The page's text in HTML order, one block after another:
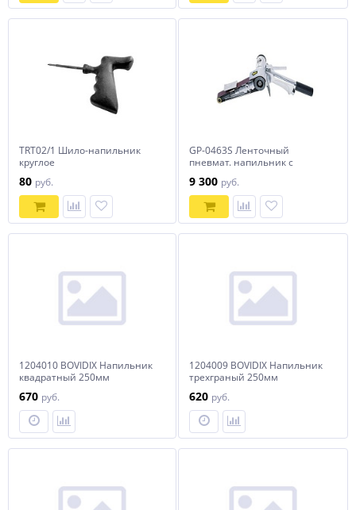
TRT02/1 Шило-напильник
круглое
80 руб.
GP-0463S Ленточный
пневмат. напильник с
9 300 руб.
1204010 BOVIDIX Напильник
квадратный 250мм
670 руб.
1204009 BOVIDIX Напильник
трехграный 250мм
620 руб.